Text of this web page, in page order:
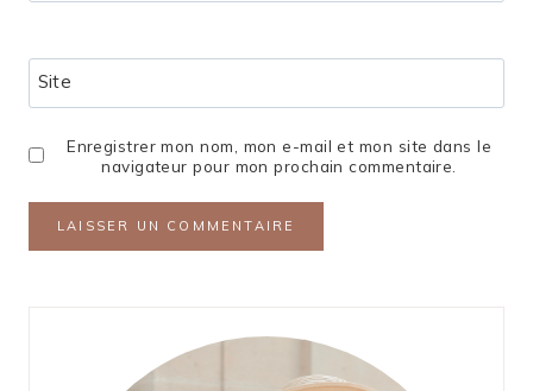
Site
Enregistrer mon nom, mon e-mail et mon site dans le
navigateur pour mon prochain commentaire.